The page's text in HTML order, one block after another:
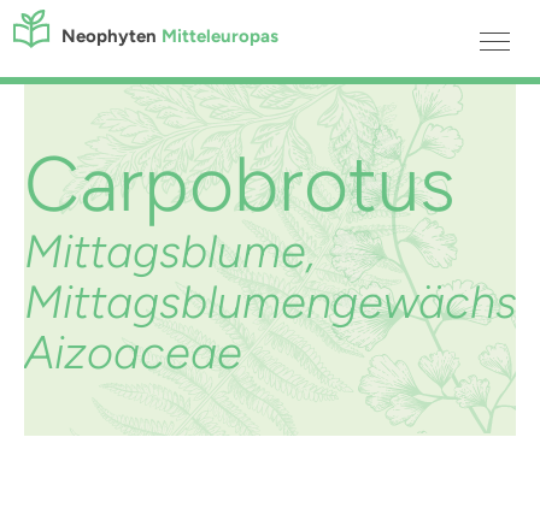
Neophyten Mitteleuropas
Carpobrotus
Mittagsblume,
Mittagsblumengewächs,
Aizoaceae